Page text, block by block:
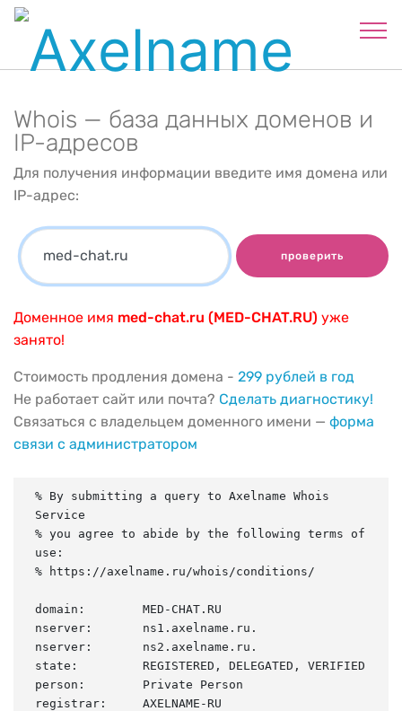
Whois — база данных доменов и
IP-адресов
Для получения информации введите имя домена или
IP-адрес:
проверить
Доменное имя med-chat.ru (MED-CHAT.RU) уже
занято!
Стоимость продления домена - 299 рублей в год
Не работает сайт или почта? Сделать диагностику!
Связаться с владельцем доменного имени — форма
связи с администратором
% By submitting a query to Axelname Whois
Service
% you agree to abide by the following terms of
use:
% https://axelname.ru/whois/conditions/
domain:        MED-CHAT.RU
nserver:       ns1.axelname.ru.
nserver:       ns2.axelname.ru.
state:         REGISTERED, DELEGATED, VERIFIED
person:        Private Person
registrar:     AXELNAME-RU